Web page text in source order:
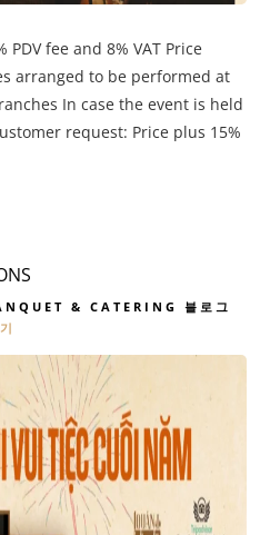
fee and 8% VAT Price
arranged to be performed at
In case the event is held
request: Price plus 15%
& CATERING
블로그